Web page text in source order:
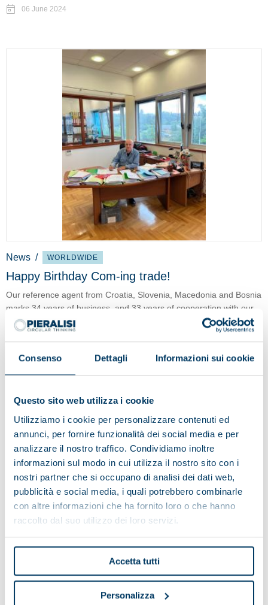
Consenso Dettagli Informazioni sui cookie
Questo sito web utilizza i cookie
Utilizziamo i cookie per personalizzare contenuti ed
annunci, per fornire funzionalità dei social media e per
analizzare il nostro traffico. Condividiamo inoltre
informazioni sul modo in cui utilizza il nostro sito con i
nostri partner che si occupano di analisi dei dati web,
pubblicità e social media, i quali potrebbero combinarle
con altre informazioni che ha fornito loro o che hanno
raccolto dal suo utilizzo dei loro servizi.
Accetta tutti
Personalizza
06 June 2024
News / WORLDWIDE
Happy Birthday Com-ing trade!
Our reference agent from Croatia, Slovenia, Macedonia and Bosnia
marks 34 years of business, and 33 years of cooperation with our
company.
News